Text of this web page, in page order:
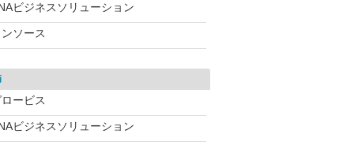
ビジネスソリューション
ソース
ービス
ビジネスソリューション